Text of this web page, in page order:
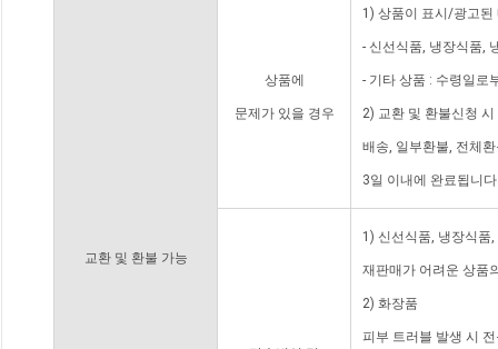
교환 및 환불 가능
상품에
문제가 있을 경우
1) 상품이 표시/광고된
- 신선식품, 냉장식품,
- 기타 상품 : 수령일로
2) 교환 및 환불신청
배송, 일부환불, 전체
3일 이내에 완료됩니
1) 신선식품, 냉장식품
재판매가 어려운 상품
2) 화장품
피부 트러블 발생 시